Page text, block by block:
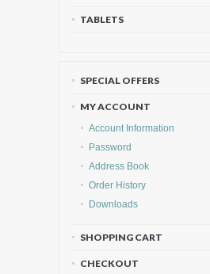
TABLETS
SPECIAL OFFERS
MY ACCOUNT
Account Information
Password
Address Book
Order History
Downloads
SHOPPING CART
CHECKOUT